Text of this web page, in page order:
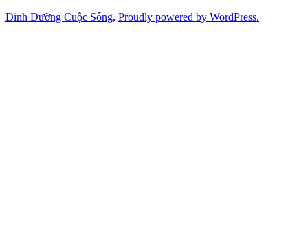
Dinh Dưỡng Cuộc Sống, Proudly powered by WordPress.